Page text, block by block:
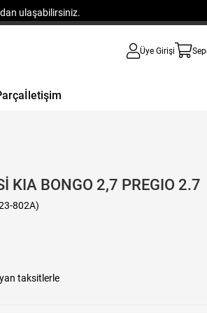
ulaşabilirsiniz.
Üye Girişi
İletişim
KIA BONGO 2,7 PREGIO 2.7
802A)
taksitlerle